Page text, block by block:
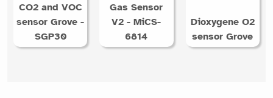
CO2 and VOC
sensor Grove -
SGP30
Gas Sensor
V2 - MiCS-
6814
Dioxygene O2
sensor Grove